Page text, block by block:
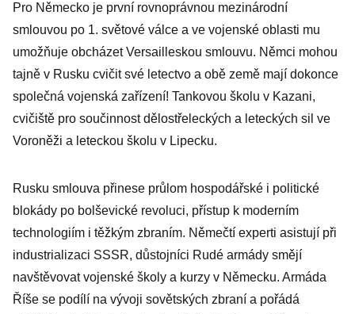
říká politolog
Stanislav Balík
Pro Německo je první rovnoprávnou mezinárodní
smlouvou po 1. světové válce a ve vojenské oblasti mu
umožňuje obcházet Versailleskou smlouvu. Němci mohou
tajně v Rusku cvičit své letectvo a obě země mají dokonce
společná vojenská zařízení! Tankovou školu v Kazani,
cvičiště pro součinnost dělostřeleckých a leteckých sil ve
Voroněži a leteckou školu v Lipecku.
Rusku smlouva přinese průlom hospodářské i politické
blokády po bolševické revoluci, přístup k moderním
technologiím i těžkým zbraním. Němečtí experti asistují při
industrializaci SSSR, důstojníci Rudé armády smějí
navštěvovat vojenské školy a kurzy v Německu. Armáda
Říše se podílí na vývoji sovětských zbraní a pořádá